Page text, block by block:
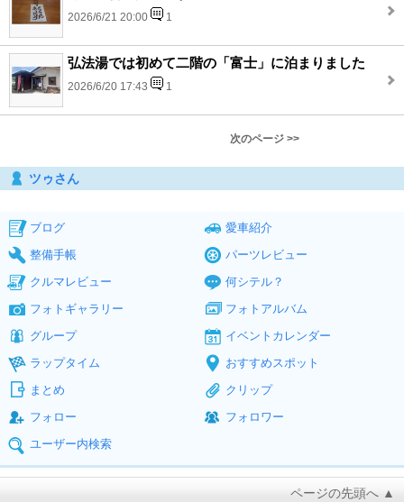
2026/6/21 20:00 1
弘法湯では初めて二階の「富士」に泊まりました
2026/6/20 17:43 1
次のページ >>
ツゥさん
ブログ
愛車紹介
整備手帳
パーツレビュー
クルマレビュー
何シテル？
フォトギャラリー
フォトアルバム
グループ
イベントカレンダー
ラップタイム
おすすめスポット
まとめ
クリップ
フォロー
フォロワー
ユーザー内検索
ページの先頭へ ▲